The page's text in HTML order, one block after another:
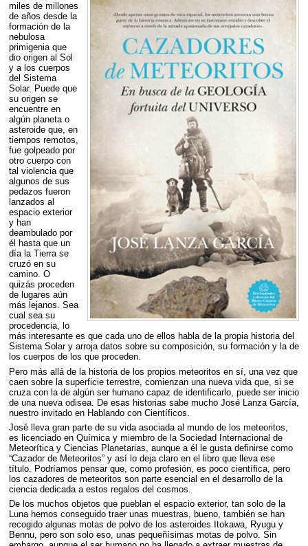
miles de millones
de años desde la
formación de la
nebulosa
primigenia que
dio origen al Sol
y a los cuerpos
del Sistema
Solar. Puede que
su origen se
encuentre en
algún planeta o
asteroide que, en
tiempos remotos,
fue golpeado por
otro cuerpo con
tal violencia que
algunos de sus
pedazos fueron
lanzados al
espacio exterior
y han
deambulado por
él hasta que un
día la Tierra se
cruzó en su
camino. O
quizás proceden
de lugares aún
más lejanos. Sea
cual sea su
procedencia, lo
más interesante es que cada uno de ellos habla de la propia historia del
Sistema Solar y arroja datos sobre su composición, su formación y la de
los cuerpos de los que proceden.
Pero más allá de la historia de los propios meteoritos en sí, una vez que
caen sobre la superficie terrestre, comienzan una nueva vida que, si se
cruza con la de algún ser humano capaz de identificarlo, puede ser inicio
de una nueva odisea. De esas historias sabe mucho José Lanza García,
nuestro invitado en Hablando con Científicos.
José lleva gran parte de su vida asociada al mundo de los meteoritos,
es licenciado en Química y miembro de la Sociedad Internacional de
Meteorítica y Ciencias Planetarias, aunque a él le gusta definirse como
“Cazador de Meteoritos” y así lo deja claro en el libro que lleva ese
título. Podríamos pensar que, como profesión, es poco científica, pero
los cazadores de meteoritos son parte esencial en el desarrollo de la
ciencia dedicada a estos regalos del cosmos.
De los muchos objetos que pueblan el espacio exterior, tan solo de la
Luna hemos conseguido traer unas muestras, bueno, también se han
recogido algunas motas de polvo de los asteroides Itokawa, Ryugu y
Bennu, pero son solo eso, unas pequeñísimas motas de polvo. Sin